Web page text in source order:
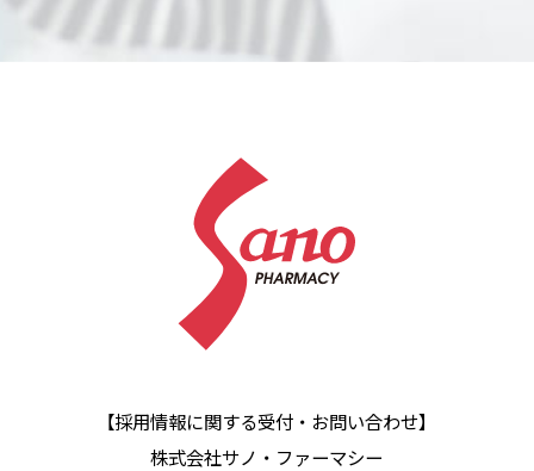
【採用情報に関する受付・お問い合わせ】
株式会社サノ・ファーマシー